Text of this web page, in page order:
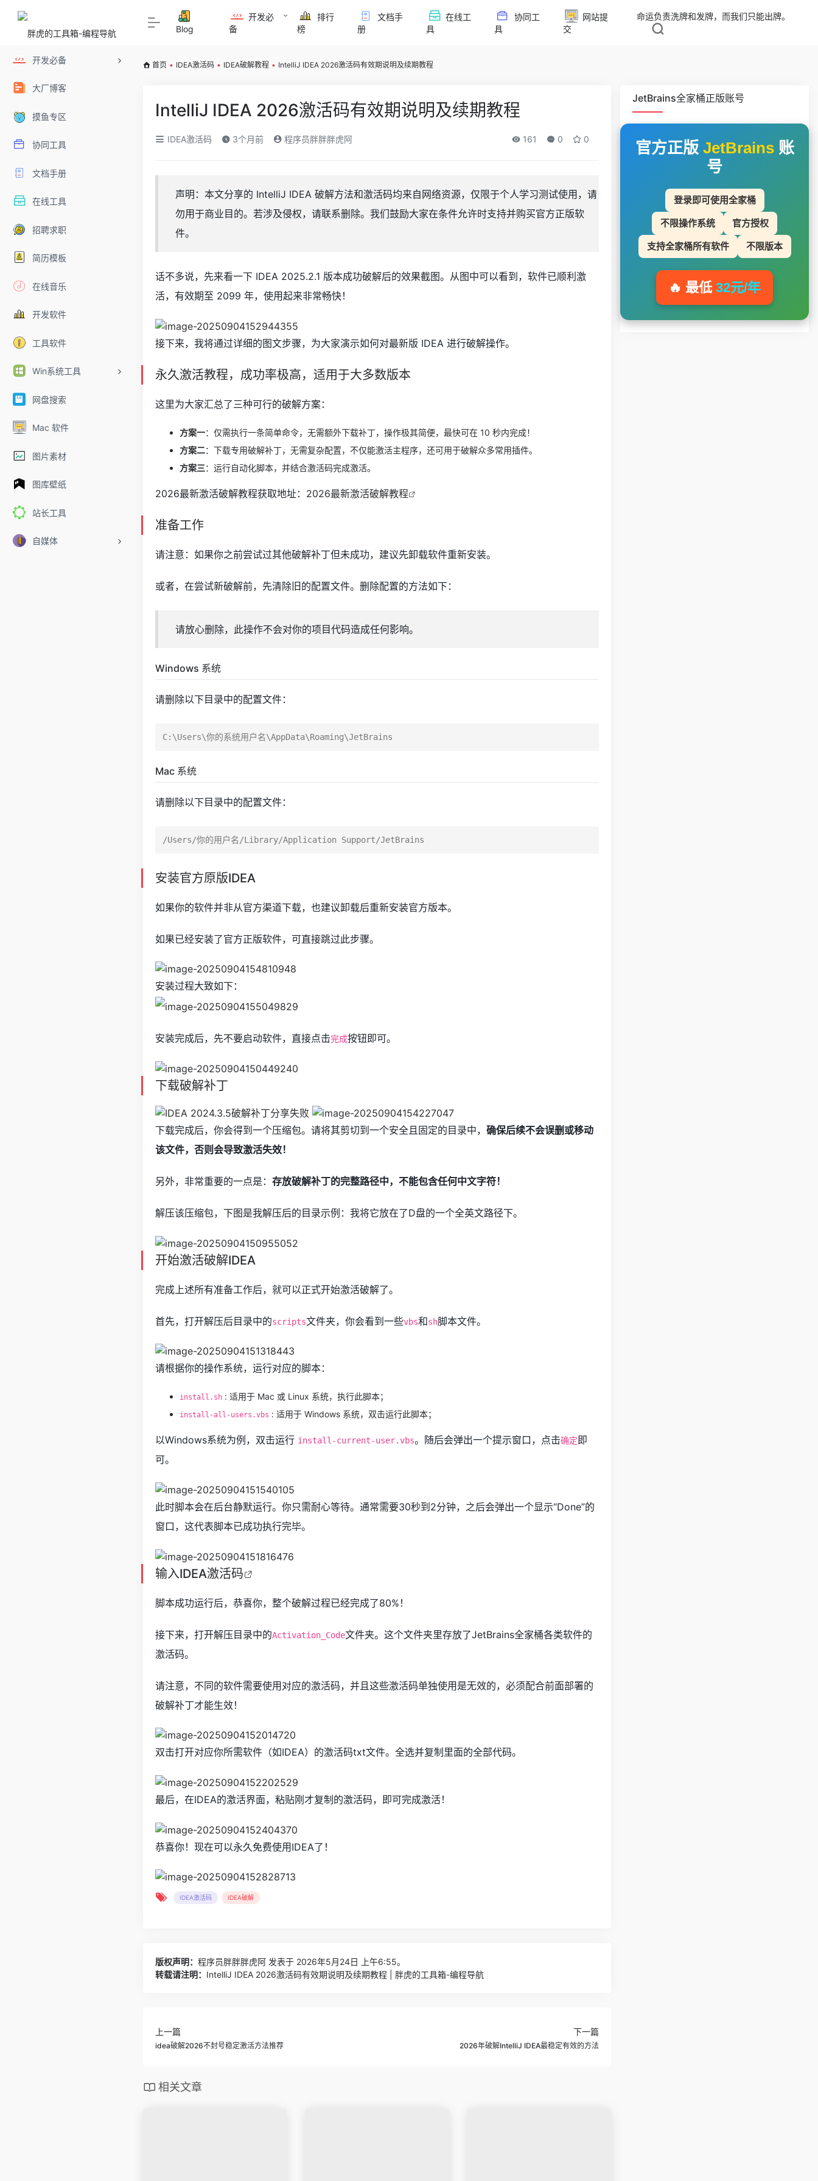
开发必备
大厂博客
摸鱼专区
协同工具
文档手册
在线工具
招聘求职
简历模板
在线音乐
开发软件
工具软件
Win系统工具
网盘搜索
Mac 软件
图片素材
图库壁纸
站长工具
自媒体
Blog
开发必
备
排行
榜
文档手
册
在线工
具
协同工
具
网站提
交
命运负责洗牌和发牌，而我们只能出牌。
首页 • IDEA激活码 • IDEA破解教程 • IntelliJ IDEA 2026激活码有效期说明及续期教程
IntelliJ IDEA 2026激活码有效期说明及续期教程
IDEA激活码 3个月前 程序员胖胖胖虎阿 161 0 0
声明：本文分享的 IntelliJ IDEA 破解方法和激活码均来自网络资源，仅限于个人学习测试使用，请
勿用于商业目的。若涉及侵权，请联系删除。我们鼓励大家在条件允许时支持并购买官方正版软
件。
话不多说，先来看一下 IDEA 2025.2.1 版本成功破解后的效果截图。从图中可以看到，软件已顺利激
活，有效期至 2099 年，使用起来非常畅快！
接下来，我将通过详细的图文步骤，为大家演示如何对最新版 IDEA 进行破解操作。
永久激活教程，成功率极高，适用于大多数版本
这里为大家汇总了三种可行的破解方案：
方案一：仅需执行一条简单命令，无需额外下载补丁，操作极其简便，最快可在 10 秒内完成！
方案二：下载专用破解补丁，无需复杂配置，不仅能激活主程序，还可用于破解众多常用插件。
方案三：运行自动化脚本，并结合激活码完成激活。
2026最新激活破解教程获取地址： 2026最新激活破解教程
准备工作
请注意：如果你之前尝试过其他破解补丁但未成功，建议先卸载软件重新安装。
或者，在尝试新破解前，先清除旧的配置文件。删除配置的方法如下：
请放心删除，此操作不会对你的项目代码造成任何影响。
Windows 系统
请删除以下目录中的配置文件：
Mac 系统
请删除以下目录中的配置文件：
安装官方原版IDEA
如果你的软件并非从官方渠道下载，也建议卸载后重新安装官方版本。
如果已经安装了官方正版软件，可直接跳过此步骤。
安装过程大致如下：
安装完成后，先不要启动软件，直接点击完成按钮即可。
下载破解补丁
下载完成后，你会得到一个压缩包。请将其剪切到一个安全且固定的目录中， 确保后续不会误删或移动
该文件，否则会导致激活失效！
另外，非常重要的一点是： 存放破解补丁的完整路径中，不能包含任何中文字符！
解压该压缩包，下图是我解压后的目录示例：我将它放在了D盘的一个全英文路径下。
开始激活破解IDEA
完成上述所有准备工作后，就可以正式开始激活破解了。
首先，打开解压后目录中的scripts文件夹，你会看到一些vbs和sh脚本文件。
请根据你的操作系统，运行对应的脚本：
install.sh : 适用于 Mac 或 Linux 系统，执行此脚本；
install-all-users.vbs : 适用于 Windows 系统，双击运行此脚本；
以Windows系统为例，双击运行 install-current-user.vbs。随后会弹出一个提示窗口，点击确定即
可。
此时脚本会在后台静默运行。你只需耐心等待。通常需要30秒到2分钟，之后会弹出一个显示“Done”的
窗口，这代表脚本已成功执行完毕。
输入IDEA激活码
脚本成功运行后，恭喜你，整个破解过程已经完成了80%！
接下来，打开解压目录中的Activation_Code文件夹。这个文件夹里存放了JetBrains全家桶各类软件的
激活码。
请注意，不同的软件需要使用对应的激活码，并且这些激活码单独使用是无效的，必须配合前面部署的
破解补丁才能生效！
双击打开对应你所需软件（如IDEA）的激活码txt文件。全选并复制里面的全部代码。
最后，在IDEA的激活界面，粘贴刚才复制的激活码，即可完成激活！
恭喜你！现在可以永久免费使用IDEA了！
IDEA激活码 IDEA破解
版权声明： 程序员胖胖胖虎阿 发表于 2026年5月24日 上午6:55。
转载请注明： IntelliJ IDEA 2026激活码有效期说明及续期教程 | 胖虎的工具箱-编程导航
上一篇
idea破解2026不封号稳定激活方法推荐
下一篇
2026年破解IntelliJ IDEA最稳定有效的方法
相关文章
JetBrains全家桶正版账号
官方正版 JetBrains账
号
登录即可使用全家桶
不限操作系统 官方授权
支持全家桶所有软件 不限版本
🔥 最低 32元/年